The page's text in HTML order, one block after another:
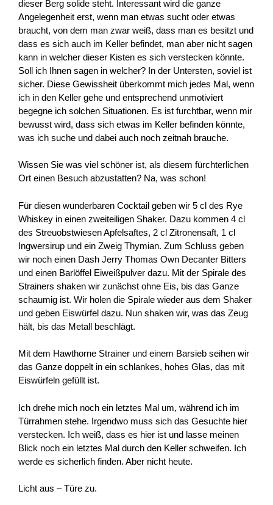
dieser Berg solide steht. Interessant wird die ganze
Angelegenheit erst, wenn man etwas sucht oder etwas
braucht, von dem man zwar weiß, dass man es besitzt und
dass es sich auch im Keller befindet, man aber nicht sagen
kann in welcher dieser Kisten es sich verstecken könnte.
Soll ich Ihnen sagen in welcher? In der Untersten, soviel ist
sicher. Diese Gewissheit überkommt mich jedes Mal, wenn
ich in den Keller gehe und entsprechend unmotiviert
begegne ich solchen Situationen. Es ist furchtbar, wenn mir
bewusst wird, dass sich etwas im Keller befinden könnte,
was ich suche und dabei auch noch zeitnah brauche.
Wissen Sie was viel schöner ist, als diesem fürchterlichen
Ort einen Besuch abzustatten? Na, was schon!
Für diesen wunderbaren Cocktail geben wir 5 cl des Rye
Whiskey in einen zweiteiligen Shaker. Dazu kommen 4 cl
des Streuobstwiesen Apfelsaftes, 2 cl Zitronensaft, 1 cl
Ingwersirup und ein Zweig Thymian. Zum Schluss geben
wir noch einen Dash Jerry Thomas Own Decanter Bitters
und einen Barlöffel Eiweißpulver dazu. Mit der Spirale des
Strainers shaken wir zunächst ohne Eis, bis das Ganze
schaumig ist. Wir holen die Spirale wieder aus dem Shaker
und geben Eiswürfel dazu. Nun shaken wir, was das Zeug
hält, bis das Metall beschlägt.
Mit dem Hawthorne Strainer und einem Barsieb seihen wir
das Ganze doppelt in ein schlankes, hohes Glas, das mit
Eiswürfeln gefüllt ist.
Ich drehe mich noch ein letztes Mal um, während ich im
Türrahmen stehe. Irgendwo muss sich das Gesuchte hier
verstecken. Ich weiß, dass es hier ist und lasse meinen
Blick noch ein letztes Mal durch den Keller schweifen. Ich
werde es sicherlich finden. Aber nicht heute.
Licht aus – Türe zu.